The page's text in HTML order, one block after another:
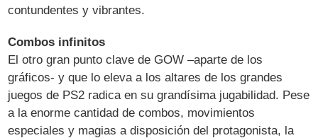
contundentes y vibrantes.
Combos infinitos
El otro gran punto clave de GOW –aparte de los
gráficos- y que lo eleva a los altares de los grandes
juegos de PS2 radica en su grandísima jugabilidad. Pese
a la enorme cantidad de combos, movimientos
especiales y magias a disposición del protagonista, la